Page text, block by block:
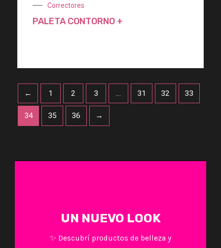
Correctores
PALETA CONTORNO +
← 1 2 3 … 31 32 33
34 35 36 →
UN NUEVO LOOK
✨ Descubrí productos de belleza y